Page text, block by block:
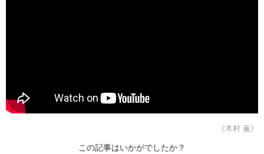
《木村 薫》
この記事はいかがでしたか？